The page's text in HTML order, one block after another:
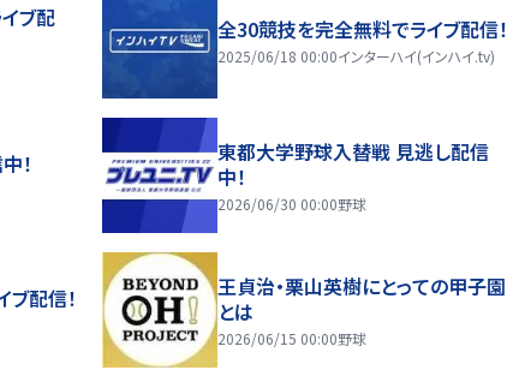
ブ配
全30競技を完全無料でライブ配信！
2025/06/18 00:00インターハイ(インハイ.tv)
！
東都大学野球入替戦 見逃し配信
中！
2026/06/30 00:00野球
配信！
王貞治・栗山英樹にとっての甲子園
とは
2026/06/15 00:00野球